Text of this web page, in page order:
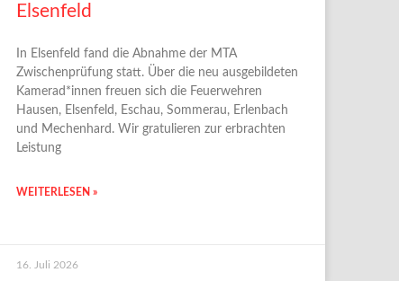
Elsenfeld
In Elsenfeld fand die Abnahme der MTA
Zwischenprüfung statt. Über die neu ausgebildeten
Kamerad*innen freuen sich die Feuerwehren
Hausen, Elsenfeld, Eschau, Sommerau, Erlenbach
und Mechenhard. Wir gratulieren zur erbrachten
Leistung
WEITERLESEN »
16. Juli 2026